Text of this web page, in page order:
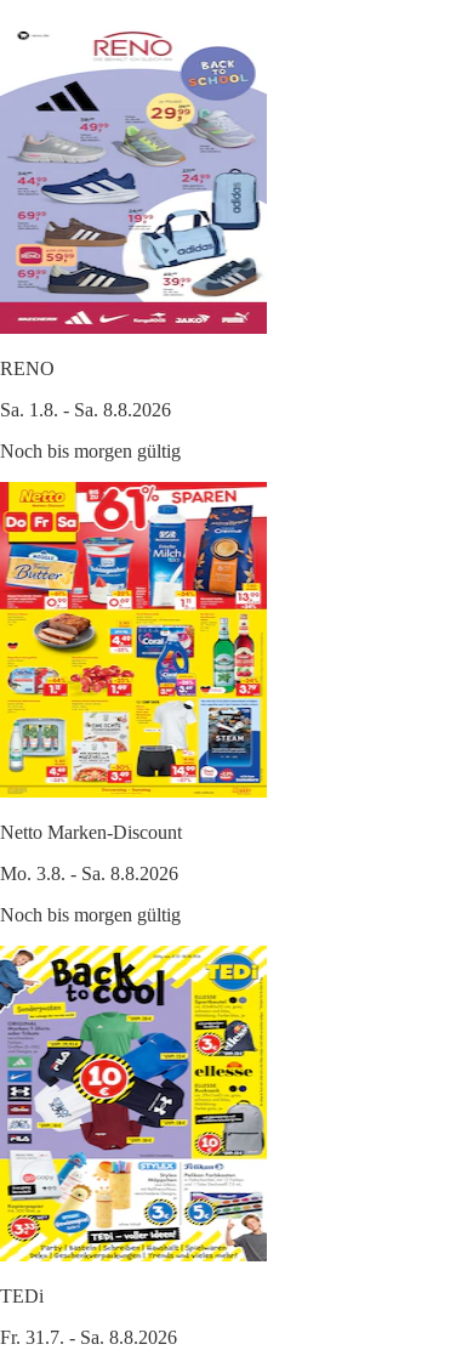
RENO
Sa. 1.8. - Sa. 8.8.2026
Noch bis morgen gültig
Netto Marken-Discount
Mo. 3.8. - Sa. 8.8.2026
Noch bis morgen gültig
TEDi
Fr. 31.7. - Sa. 8.8.2026